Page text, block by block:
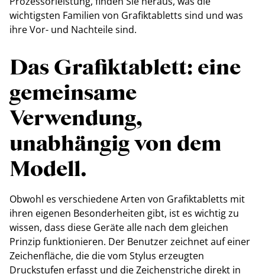
wichtigsten Familien von Grafiktabletts sind und was
ihre Vor- und Nachteile sind.
Das Grafiktablett: eine
gemeinsame
Verwendung,
unabhängig von dem
Modell.
Obwohl es verschiedene Arten von Grafiktabletts mit
ihren eigenen Besonderheiten gibt, ist es wichtig zu
wissen, dass diese Geräte alle nach dem gleichen
Prinzip funktionieren. Der Benutzer zeichnet auf einer
Zeichenfläche, die die vom Stylus erzeugten
Druckstufen erfasst und die Zeichenstriche direkt in